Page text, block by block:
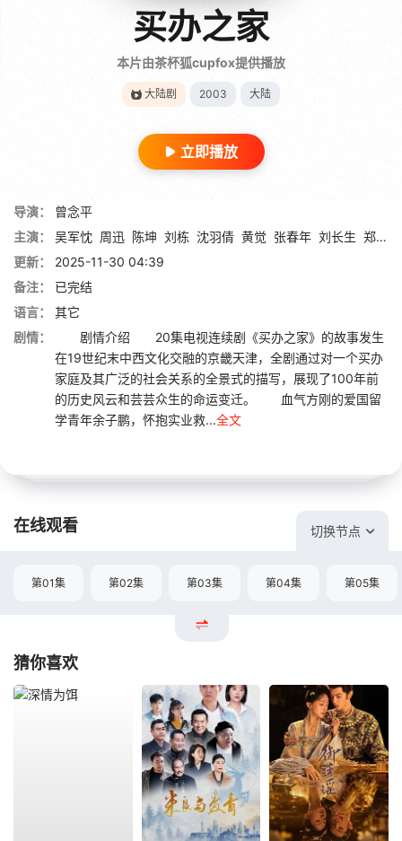
买办之家
本片由茶杯狐cupfox提供播放
大陆剧 2003 大陆
立即播放
导演：
曾念平
主演：
吴军忱 周迅 陈坤 刘栋 沈羽倩 黄觉 张春年 刘长生 郑天庸
更新：
2025-11-30 04:39
备注：
已完结
语言：
其它
剧情：
剧情介绍 20集电视连续剧《买办之家》的故事发生
在19世纪末中西文化交融的京畿天津，全剧通过对一个买办
家庭及其广泛的社会关系的全景式的描写，展现了100年前
的历史风云和芸芸众生的命运变迁。 血气方刚的爱国留
学青年余子鹏，怀抱实业救...全文
在线观看 切换节点
第01集 第02集 第03集 第04集 第05集
猜你喜欢